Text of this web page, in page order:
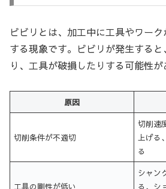
ビビリとは、加工中に工具やワー
する現象です。ビビリが発生する
り、工具が破損したりする可能性が
原因
切削条件が不適切
切削速
上げる
る
工具の剛性が低い
シャン
る、シ